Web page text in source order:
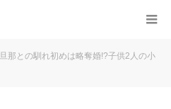
那との馴れ初めは略奪婚!?子供2人の小